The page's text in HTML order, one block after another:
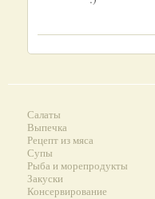
Салаты
Выпечка
Рецепт из мяса
Супы
Рыба и морепродукты
Закуски
Консервирование